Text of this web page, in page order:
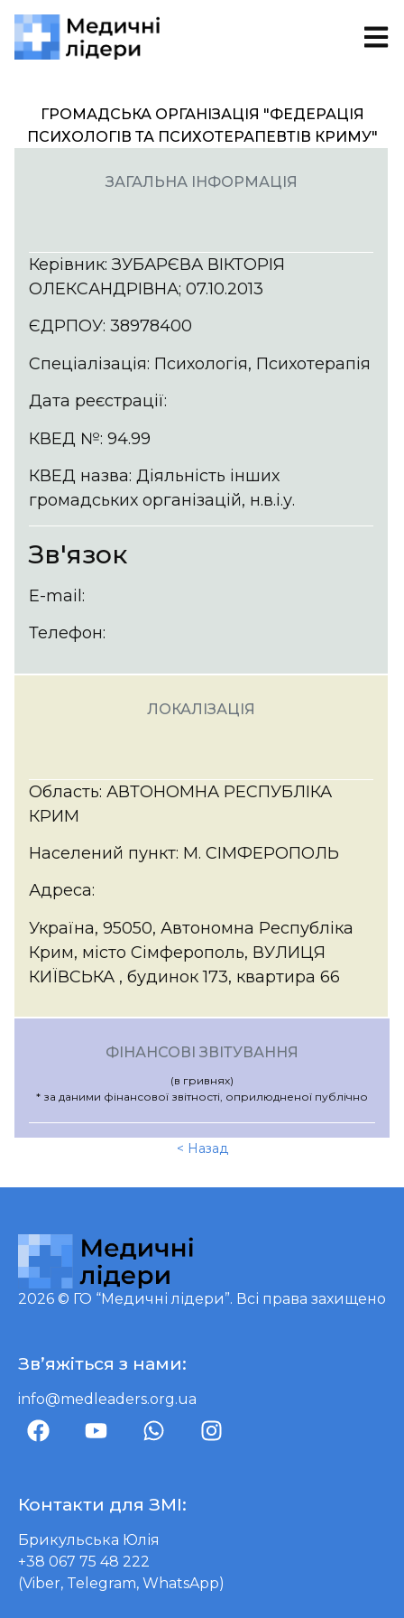
ГРОМАДСЬКА ОРГАНІЗАЦІЯ "ФЕДЕРАЦІЯ
ПСИХОЛОГІВ ТА ПСИХОТЕРАПЕВТІВ КРИМУ"
ЗАГАЛЬНА ІНФОРМАЦІЯ
Керівник: ЗУБАРЄВА ВІКТОРІЯ
ОЛЕКСАНДРІВНА; 07.10.2013
ЄДРПОУ: 38978400
Спеціалізація: Психологія, Психотерапія
Дата реєстрації:
КВЕД №: 94.99
КВЕД назва: Діяльність інших
громадських організацій, н.в.і.у.
Зв'язок
E-mail:
Телефон:
ЛОКАЛІЗАЦІЯ
Область: АВТОНОМНА РЕСПУБЛІКА
КРИМ
Населений пункт: М. СІМФЕРОПОЛЬ
Адреса:
Україна, 95050, Автономна Республіка
Крим, місто Сімферополь, ВУЛИЦЯ
КИЇВСЬКА , будинок 173, квартира 66
ФІНАНСОВІ ЗВІТУВАННЯ
(в гривнях)
* за даними фінансової звітності, оприлюдненої публічно
< Назад
2026 © ГО “Медичні лідери”. Всі права захищено
Зв’яжіться з нами:
info@medleaders.org.ua
Контакти для ЗМІ:
Брикульська Юлія
+38 067 75 48 222
(Viber, Telegram, WhatsApp)